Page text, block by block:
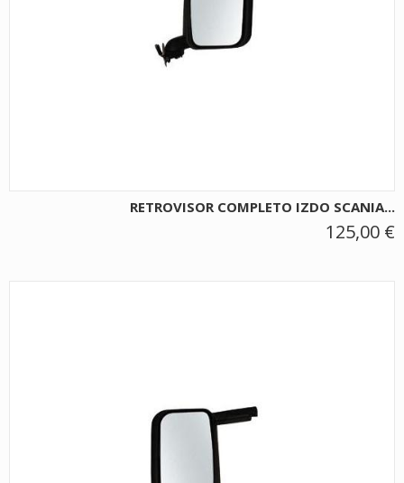
RETROVISOR COMPLETO IZDO SCANIA...
125,00 €